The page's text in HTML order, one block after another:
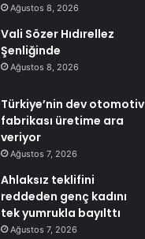
Ağustos 8, 2026
Vali Sözer Hıdırellez
Şenliğinde
Ağustos 8, 2026
Türkiye’nin dev otomotiv
fabrikası üretime ara
veriyor
Ağustos 7, 2026
Ahlaksız teklifini
reddeden genç kadını
tek yumrukla bayılttı
Ağustos 7, 2026